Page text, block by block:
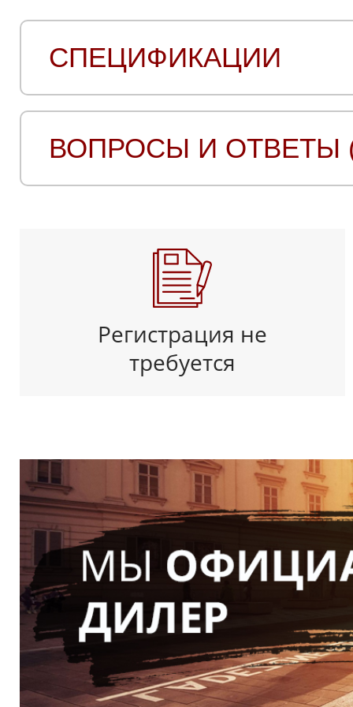
СПЕЦИФИКАЦИИ
ВОПРОСЫ И ОТВЕТЫ
Регистрация не
требуется